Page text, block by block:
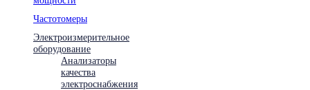
Частотомеры
Электроизмерительное
оборудование
Анализаторы
качества
электроснабжения